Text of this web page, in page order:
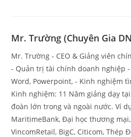
Mr. Trường (Chuyên Gia
Mr. Trường - CEO & Giảng viên
- Quản trị tài chính doanh nghiệp
Word, Powerpoint, - Kinh nghiệm
Kinh nghiệm: 11 Năm giảng dạy
đoàn lớn trong và ngoài nước. Ví
MaritimeBank, Đại học thương
VincomRetail, BigC, Citicom, Thép